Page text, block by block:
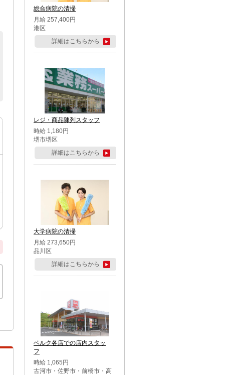
総合病院の清掃
月給 257,400円
港区
詳細はこちらから
レジ・商品陳列スタッフ
時給 1,180円
堺市堺区
詳細はこちらから
大学病院の清掃
月給 273,650円
品川区
詳細はこちらから
ベルク各店での店内スタッ
フ
時給 1,065円
古河市・佐野市・前橋市・高